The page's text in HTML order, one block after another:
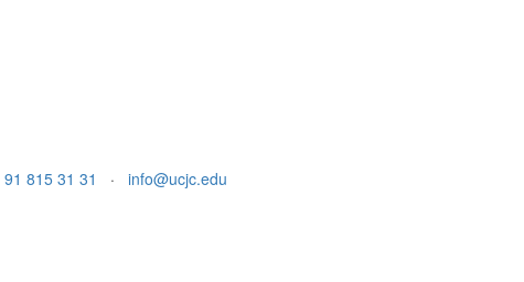
91 815 31 31 · info@ucjc.edu